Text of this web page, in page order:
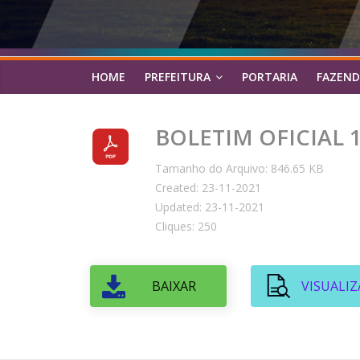
HOME PREFEITURA PORTARIA
BOLETIM OFICIAL
Tamanho do Arquivo: 846.65 KB
Created: 23-11-2021
Updated: 23-11-2021
Cliques: 250
BAIXAR